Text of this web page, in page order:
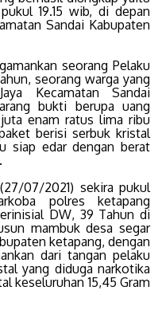
19.15 wib, di depan
Sandai Kabupaten
seorang Pelaku
seorang warga yang
Kecamatan Sandai
bukti berupa uang
enam ratus lima ribu
berisi serbuk kristal
siap edar dengan berat
07/2021) sekira pukul
polres ketapang
DW, 39 Tahun di
mambuk desa segar
ketapang, dengan
dari tangan pelaku
yang diduga narkotika
keseluruhan 15,45 Gram